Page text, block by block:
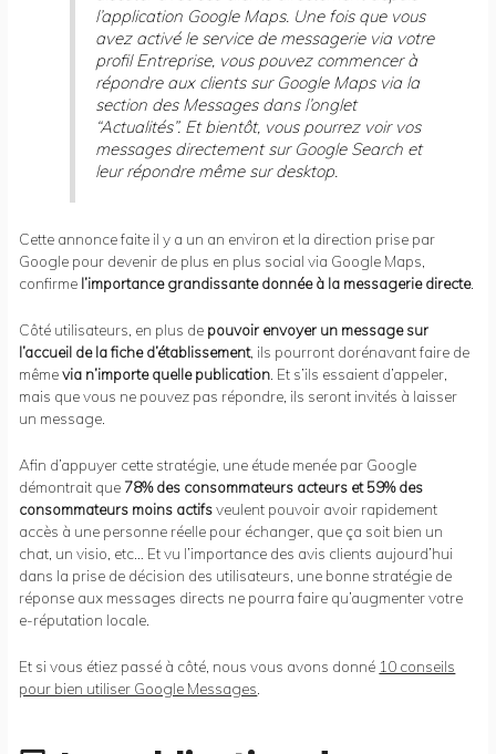
l’application Google Maps. Une fois que vous
avez activé le service de messagerie via votre
profil Entreprise, vous pouvez commencer à
répondre aux clients sur Google Maps via la
section des Messages dans l’onglet
“Actualités”. Et bientôt, vous pourrez voir vos
messages directement sur Google Search et
leur répondre même sur desktop.
Cette annonce faite il y a un an environ et la direction prise par
Google pour devenir de plus en plus social via Google Maps,
confirme l’importance grandissante donnée à la messagerie directe.
Côté utilisateurs, en plus de pouvoir envoyer un message sur
l’accueil de la fiche d’établissement, ils pourront dorénavant faire de
mêmevia n’importe quelle publication . Et s’ils essaient d’appeler,
mais que vous ne pouvez pas répondre, ils seront invités à laisser
un message.
Afin d’appuyer cette stratégie, une étude menée par Google
démontrait que 78% des consommateurs acteurs et 59% des
consommateurs moins actifsveulent pouvoir avoir rapidement
accès à une personne réelle pour échanger, que ça soit bien un
chat, un visio, etc… Et vu l’importance des avis clients aujourd’hui
dans la prise de décision des utilisateurs, une bonne stratégie de
réponse aux messages directs ne pourra faire qu’augmenter votre
e-réputation locale.
Et si vous étiez passé à côté, nous vous avons donné 10 conseils
pour bien utiliser Google Messages